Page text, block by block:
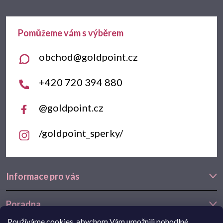
a
Informace pro vás
Poradna
obchod@goldpoint.cz
+420 720 394 880
@goldpoint.cz
/goldpoint_sperky/